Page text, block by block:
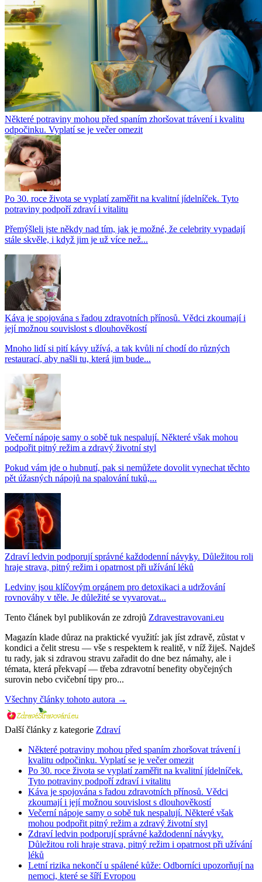
Některé potraviny mohou před spaním zhoršovat trávení i kvalitu
odpočinku. Vyplatí se je večer omezit
Po 30. roce života se vyplatí zaměřit na kvalitní jídelníček. Tyto
potraviny podpoří zdraví i vitalitu
Přemýšleli jste někdy nad tím, jak je možné, že celebrity vypadají
stále skvěle, i když jim je už více než...
Káva je spojována s řadou zdravotních přínosů. Vědci zkoumají i
její možnou souvislost s dlouhověkostí
Mnoho lidí si pití kávy užívá, a tak kvůli ní chodí do různých
restaurací, aby našli tu, která jim bude...
Večerní nápoje samy o sobě tuk nespalují. Některé však mohou
podpořit pitný režim a zdravý životní styl
Pokud vám jde o hubnutí, pak si nemůžete dovolit vynechat těchto
pět úžasných nápojů na spalování tuků,...
Zdraví ledvin podporují správné každodenní návyky. Důležitou roli
hraje strava, pitný režim i opatrnost při užívání léků
Ledviny jsou klíčovým orgánem pro detoxikaci a udržování
rovnováhy v těle. Je důležité se vyvarovat...
Tento článek byl publikován ze zdrojů Zdravestravovani.eu
Magazín klade důraz na praktické využití: jak jíst zdravě, zůstat v
kondici a čelit stresu — vše s respektem k realitě, v níž žiješ. Najdeš
tu rady, jak si zdravou stravu zařadit do dne bez námahy, ale i
témata, která překvapí — třeba zdravotní benefity obyčejných
surovin nebo cvičební tipy pro...
Všechny články tohoto autora →
Další články z kategorie Zdraví
Některé potraviny mohou před spaním zhoršovat trávení i
kvalitu odpočinku. Vyplatí se je večer omezit
Po 30. roce života se vyplatí zaměřit na kvalitní jídelníček.
Tyto potraviny podpoří zdraví i vitalitu
Káva je spojována s řadou zdravotních přínosů. Vědci
zkoumají i její možnou souvislost s dlouhověkostí
Večerní nápoje samy o sobě tuk nespalují. Některé však
mohou podpořit pitný režim a zdravý životní styl
Zdraví ledvin podporují správné každodenní návyky.
Důležitou roli hraje strava, pitný režim i opatrnost při užívání
léků
Letní rizika nekončí u spálené kůže: Odborníci upozorňují na
nemoci, které se šíří Evropou